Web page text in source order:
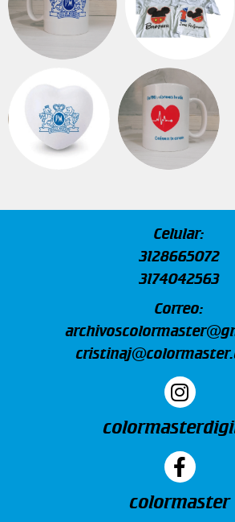
Celular:
3128665072
3174042563
Correo:
colormaster